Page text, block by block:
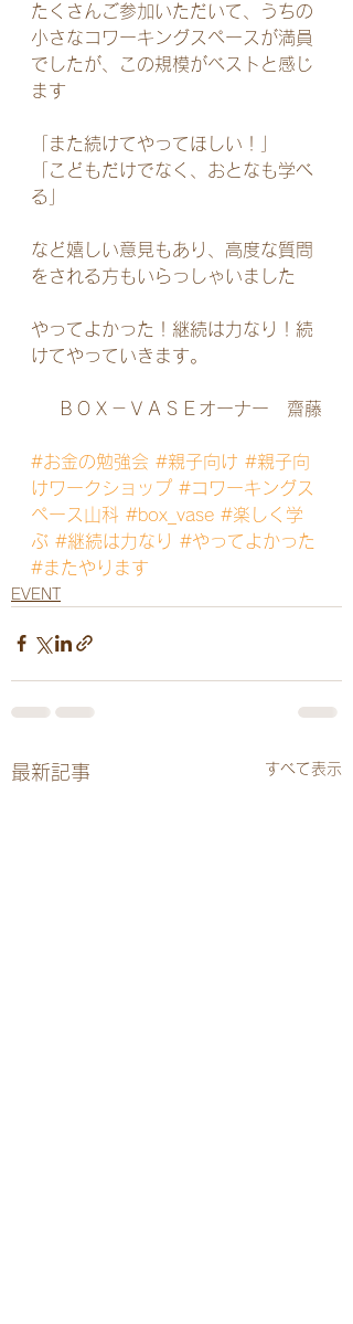
たくさんご参加いただいて、うちの
小さなコワーキングスペースが満員
でしたが、この規模がベストと感じ
ます
「また続けてやってほしい！」
「こどもだけでなく、おとなも学べ
る」
など嬉しい意見もあり、高度な質問
をされる方もいらっしゃいました
やってよかった！継続は力なり！続
けてやっていきます。
ＢＯＸ－ＶＡＳＥオーナー　齋藤
#お金の勉強会 #親子向け #親子向
けワークショップ #コワーキングス
ペース山科 #box_vase #楽しく学
ぶ #継続は力なり #やってよかった
#またやります
EVENT
最新記事 すべて表示